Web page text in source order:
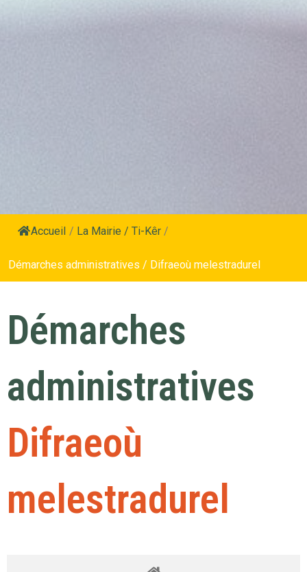
Accueil / La Mairie / Ti-Kêr /
Démarches administratives / Difraeoù melestradurel
Démarches
administratives
Difraeoù
melestradurel